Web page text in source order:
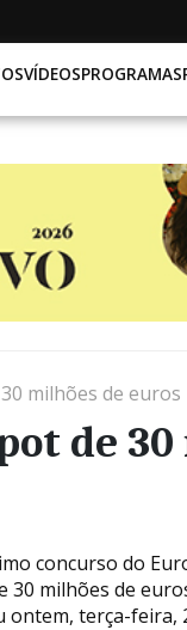
VÍDEOSPROGRAMAS
milhões de euros
de
concurso do
30 milhões de
ontem, terça-feira,